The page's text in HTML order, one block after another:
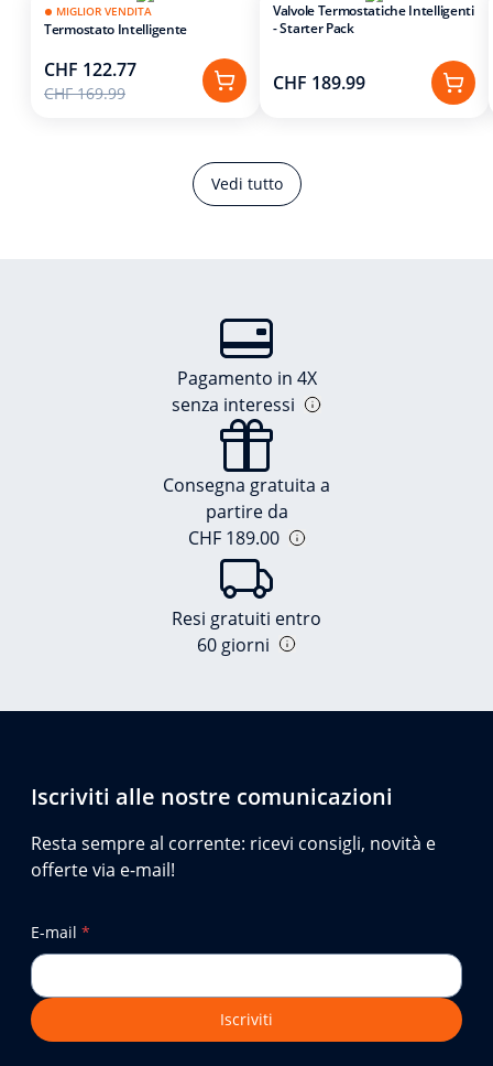
Vedi tutto
MIGLIOR VENDITA
Termostato Intelligente
CHF 122.77
CHF 169.99
Valvole Termostatiche Intelligenti
- Starter Pack
CHF 189.99
Pagamento in 4X
senza interessi
Consegna gratuita a
partire da
CHF 189.00
Resi gratuiti entro
60 giorni
Iscriviti alle nostre comunicazioni
Resta sempre al corrente: ricevi consigli, novità e
offerte via e-mail!
E-mail *
Iscriviti